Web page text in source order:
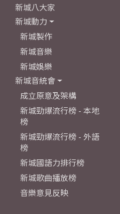
新城八大家
新城動力
新城製作
新城音樂
新城娛樂
新城音統會
成立原意及架構
新城勁爆流行榜 - 本地
榜
新城勁爆流行榜 - 外語
榜
新城國語力排行榜
新城歌曲播放榜
音樂意見反映